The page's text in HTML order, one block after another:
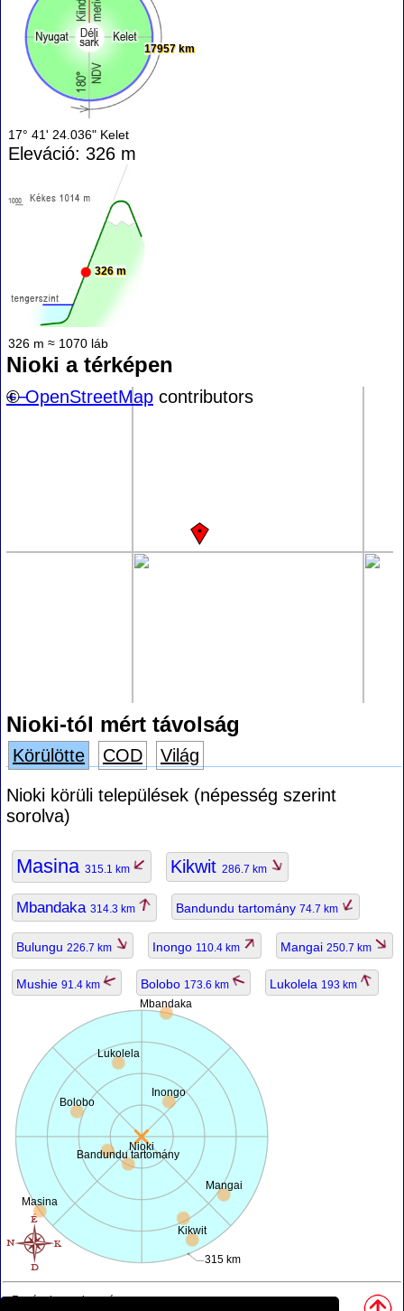
17957 km
17° 41' 24.036" Kelet
Eleváció: 326 m
326 m
326 m ≈ 1070 láb
Nioki a térképen
+−
©OpenStreetMap contributors
Nioki-tól mért távolság
Körülötte COD
Világ
Nioki körüli települések (népesség szerint
sorolva)
Masina 315.1 km Kikwit 286.7 km
Mbandaka 314.3 km Bandundu tartomány 74.7 km
Bulungu 226.7 km Inongo 110.4 km Mangai 250.7 km
Mushie 91.4 km Bolobo 173.6 km Lukolela 193 km
Nioki
315 km
Masina
Kikwit
Mbandaka
Bandundu tartomány
Inongo
Mangai
Bolobo
Lukolela
Források, megjegyzés: